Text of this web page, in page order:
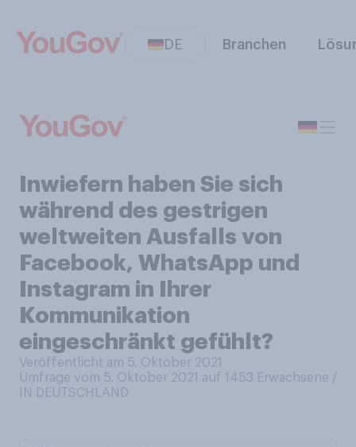
DE Branchen
Inwiefern haben Sie sich
während des gestrigen
weltweiten Ausfalls von
Facebook, WhatsApp und
Instagram in Ihrer
Kommunikation
eingeschränkt gefühlt?
Veröffentlicht am 5. Oktober 2021
Umfrage vom 5. Oktober 2021 auf 1453 Erwachsene /
IN DEUTSCHLAND